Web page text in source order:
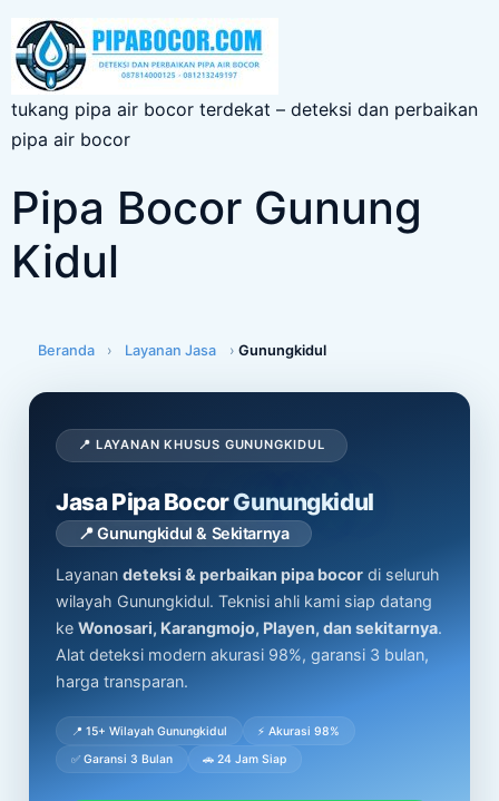
tukang pipa air bocor terdekat – deteksi dan perbaikan
pipa air bocor
Pipa Bocor Gunung
Kidul
Beranda › Layanan Jasa › Gunungkidul
📍 LAYANAN KHUSUS GUNUNGKIDUL
Jasa Pipa BocorGunungkidul
📍 Gunungkidul & Sekitarnya
Layanan deteksi & perbaikan pipa bocor di seluruh
wilayah Gunungkidul. Teknisi ahli kami siap datang
ke Wonosari, Karangmojo, Playen, dan sekitarnya.
Alat deteksi modern akurasi 98%, garansi 3 bulan,
harga transparan.
📍 15+ Wilayah Gunungkidul
⚡ Akurasi 98%
✅ Garansi 3 Bulan
🚗 24 Jam Siap